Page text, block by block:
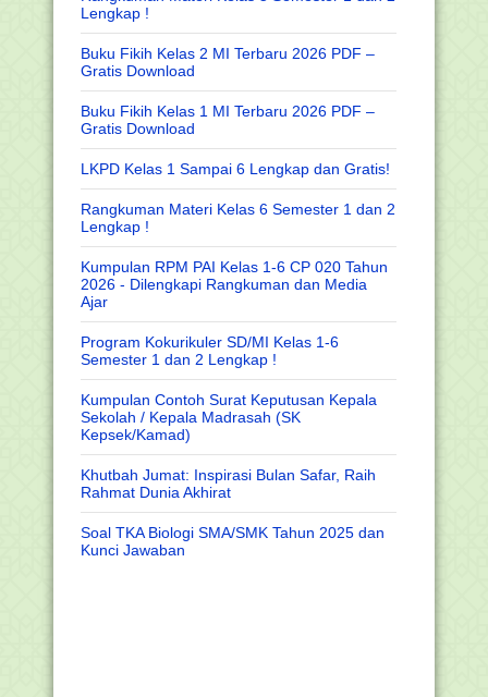
Lengkap !
Buku Fikih Kelas 2 MI Terbaru 2026 PDF –
Gratis Download
Buku Fikih Kelas 1 MI Terbaru 2026 PDF –
Gratis Download
LKPD Kelas 1 Sampai 6 Lengkap dan Gratis!
Rangkuman Materi Kelas 6 Semester 1 dan 2
Lengkap !
Kumpulan RPM PAI Kelas 1-6 CP 020 Tahun
2026 - Dilengkapi Rangkuman dan Media
Ajar
Program Kokurikuler SD/MI Kelas 1-6
Semester 1 dan 2 Lengkap !
Kumpulan Contoh Surat Keputusan Kepala
Sekolah / Kepala Madrasah (SK
Kepsek/Kamad)
Khutbah Jumat: Inspirasi Bulan Safar, Raih
Rahmat Dunia Akhirat
Soal TKA Biologi SMA/SMK Tahun 2025 dan
Kunci Jawaban